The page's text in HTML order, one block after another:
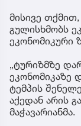
მისივე
გულისხმობს
ეკონომიკური
„ტურიზმზე
ეკონომიკაზე
ტემპის
აქედან არის
მაჭავარიანმა.